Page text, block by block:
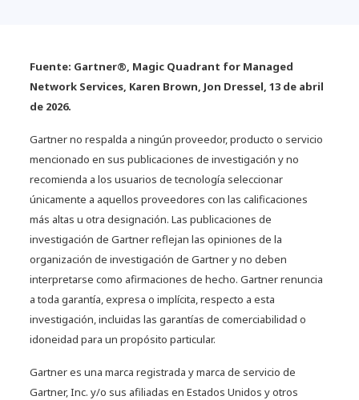
Fuente: Gartner®, Magic Quadrant for Managed
Network Services, Karen Brown, Jon Dressel, 13 de abril
de 2026.
Gartner no respalda a ningún proveedor, producto o servicio
mencionado en sus publicaciones de investigación y no
recomienda a los usuarios de tecnología seleccionar
únicamente a aquellos proveedores con las calificaciones
más altas u otra designación. Las publicaciones de
investigación de Gartner reflejan las opiniones de la
organización de investigación de Gartner y no deben
interpretarse como afirmaciones de hecho. Gartner renuncia
a toda garantía, expresa o implícita, respecto a esta
investigación, incluidas las garantías de comerciabilidad o
idoneidad para un propósito particular.
Gartner es una marca registrada y marca de servicio de
Gartner, Inc. y/o sus afiliadas en Estados Unidos y otros